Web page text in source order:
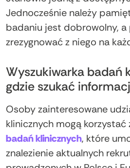
Jednocześnie należy
badaniu jest dobrowolny,
zrezygnować z niego na
Wyszukiwarka badań
gdzie szukać
Osoby zainteresowane
klinicznych mogą korzystać
badań klinicznych, które
znalezienie aktualnych